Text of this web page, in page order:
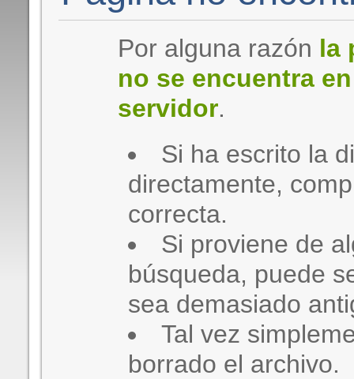
Por alguna razón la
no se encuentra
servidor.
Si ha escrito la
directamente,
correcta.
Si proviene de
búsqueda, puede
sea demasiado
Tal vez
borrado el archivo.